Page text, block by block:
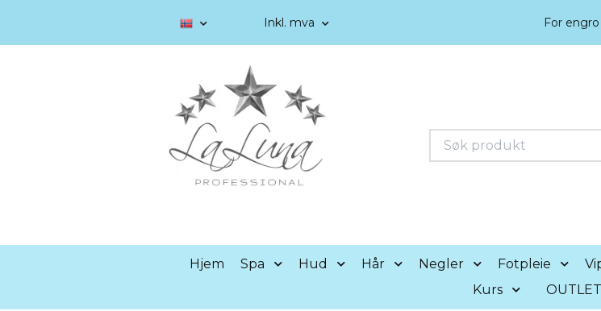
Inkl. mva For
Hjem Spa Hud Hår Negler Fotpleie
Kurs
OUTLET